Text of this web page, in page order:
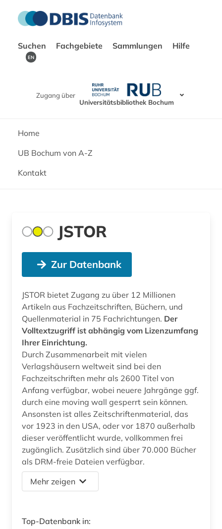
Suchen Fachgebiete Sammlungen Hilfe
EN
Zugang über
Universitätsbibliothek Bochum
Home
UB Bochum von A-Z
Kontakt
JSTOR
Zur Datenbank
JSTOR bietet Zugang zu über 12 Millionen
Artikeln aus Fachzeitschriften, Büchern, und
Quellenmaterial in 75 Fachrichtungen. Der
Volltextzugriff ist abhängig vom Lizenzumfang
Ihrer Einrichtung.
Durch Zusammenarbeit mit vielen
Verlagshäusern weltweit sind bei den
Fachzeitschriften mehr als 2600 Titel von
Anfang verfügbar, wobei neuere Jahrgänge ggf.
durch eine moving wall gesperrt sein können.
Ansonsten ist alles Zeitschriftenmaterial, das
vor 1923 in den USA, oder vor 1870 außerhalb
dieser veröffentlicht wurde, vollkommen frei
zugänglich. Zusätzlich sind über 70.000 Bücher
als DRM-freie Dateien verfügbar.
Mehr zeigen
Top-Datenbank in: